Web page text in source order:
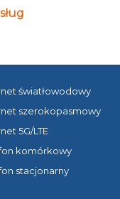
światłowodowy
szerokopasmowy
5G/LTE
komórkowy
stacjonarny